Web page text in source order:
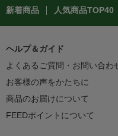
新着商品
人気商品TOP40
ヘルプ＆ガイド
よくあるご質問・お問い合わ
お客様の声をかたちに
商品のお届けについて
FEEDポイントについて